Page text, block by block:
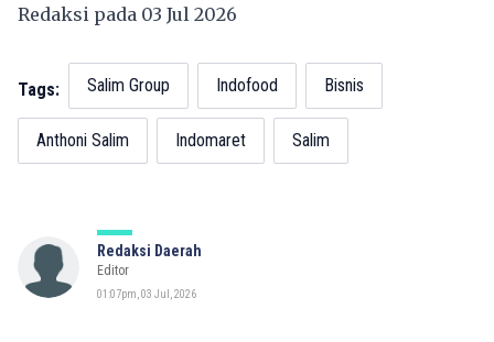
Redaksi pada 03 Jul 2026
Tags: Salim Group Indofood Bisnis
Anthoni Salim Indomaret Salim
Redaksi Daerah
Editor
01:07pm, 03 Jul, 2026